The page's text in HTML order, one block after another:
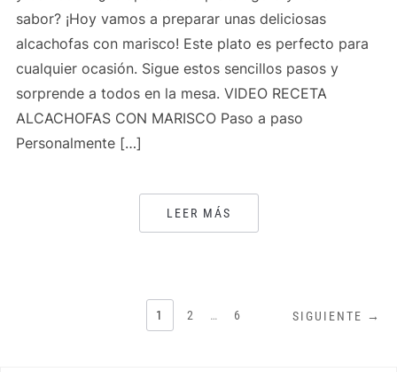
sabor? ¡Hoy vamos a preparar unas deliciosas
alcachofas con marisco! Este plato es perfecto para
cualquier ocasión. Sigue estos sencillos pasos y
sorprende a todos en la mesa. VIDEO RECETA
ALCACHOFAS CON MARISCO Paso a paso
Personalmente […]
LEER MÁS
1 2 … 6 SIGUIENTE →